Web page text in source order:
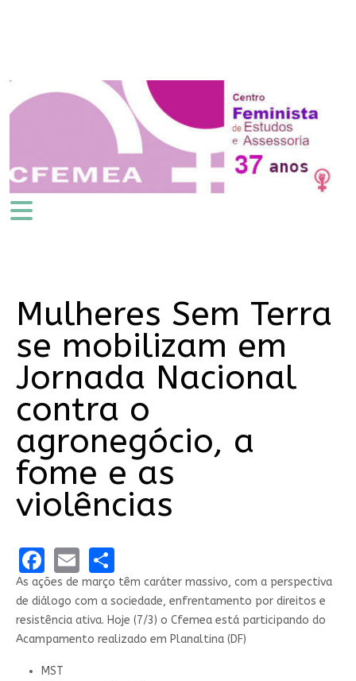
Mulheres Sem Terra
se mobilizam em
Jornada Nacional
contra o
agronegócio, a
fome e as
violências
Facebook
EmailShare
As ações de março têm caráter massivo, com a perspectiva
de diálogo com a sociedade, enfrentamento por direitos e
resistência ativa. Hoje (7/3) o Cfemea está participando do
Acampamento realizado em Planaltina (DF)
MST